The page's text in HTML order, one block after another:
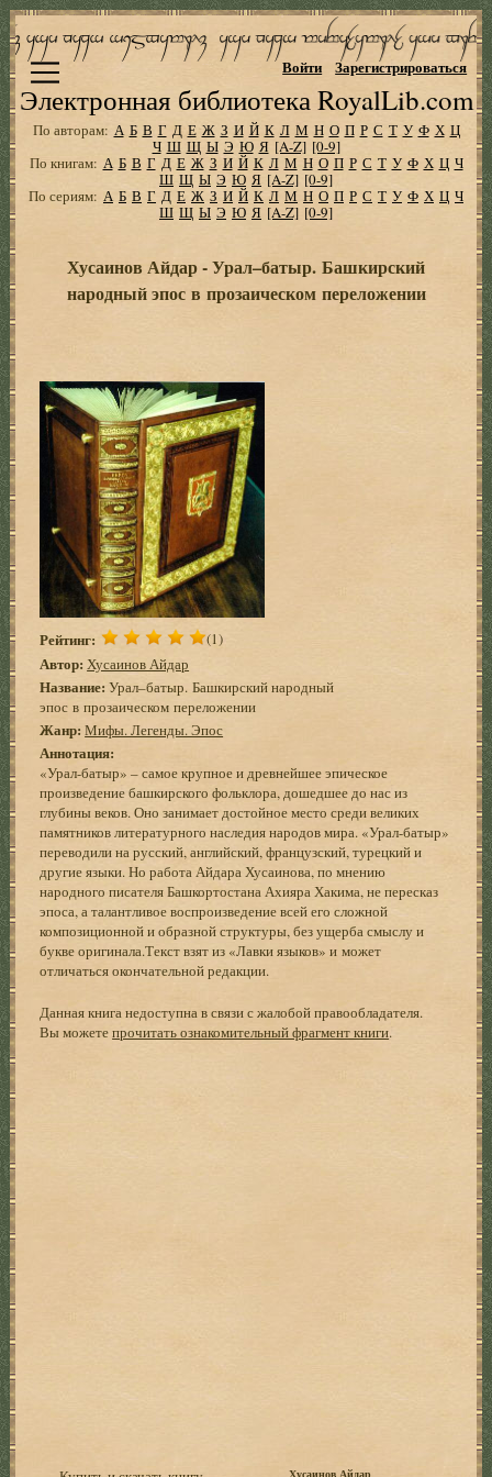
Электронная библиотека RoyalLib.com
Войти Зарегистрироваться
По авторам: А Б В Г Д Е Ж З И Й К Л М Н О П Р С Т У Ф Х Ц
Ч Ш Щ Ы Э Ю Я [A-Z] [0-9]
По книгам: А Б В Г Д Е Ж З И Й К Л М Н О П Р С Т У Ф Х Ц Ч
Ш Щ Ы Э Ю Я [A-Z] [0-9]
По сериям: А Б В Г Д Е Ж З И Й К Л М Н О П Р С Т У Ф Х Ц Ч
Ш Щ Ы Э Ю Я [A-Z] [0-9]
Хусаинов Айдар - Урал–батыр. Башкирский
народный эпос в прозаическом переложении
Рейтинг: (1)
Автор: Хусаинов Айдар
Название: Урал–батыр. Башкирский народный
эпос в прозаическом переложении
Жанр: Мифы. Легенды. Эпос
Аннотация:
«Урал-батыр» – самое крупное и древнейшее эпическое
произведение башкирского фольклора, дошедшее до нас из
глубины веков. Оно занимает достойное место среди великих
памятников литературного наследия народов мира. «Урал-батыр»
переводили на русский, английский, французский, турецкий и
другие языки. Но работа Айдара Хусаинова, по мнению
народного писателя Башкортостана Ахияра Хакима, не пересказ
эпоса, а талантливое воспроизведение всей его сложной
композиционной и образной структуры, без ущерба смыслу и
букве оригинала.Текст взят из «Лавки языков» и может
отличаться окончательной редакции.
Данная книга недоступна в связи с жалобой правообладателя.
Вы можетепрочитать ознакомительный фрагмент книги.
Хусаинов Айдар